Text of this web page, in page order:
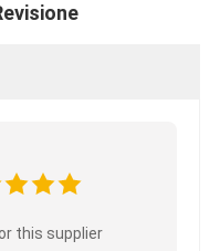
this supplier